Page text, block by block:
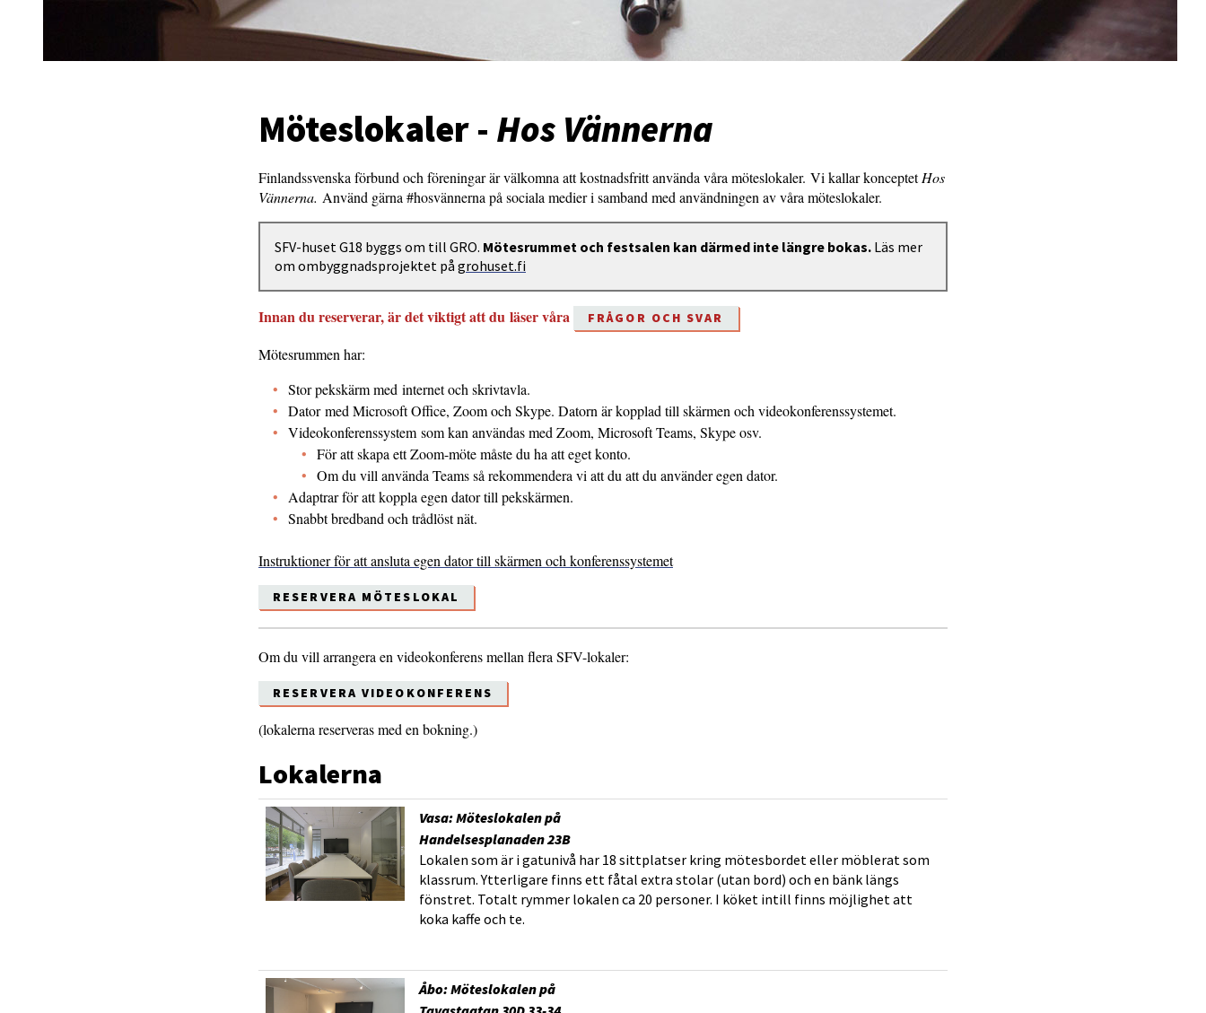
Möteslokaler - Hos Vännerna
Finlandssvenska förbund och föreningar är välkomna att kostnadsfritt använda våra möteslokaler. Vi kallar konceptetHos
Vännerna. Använd gärna #hosvännerna på sociala medier i samband med användningen av våra möteslokaler.
SFV-huset G18 byggs om till GRO. Mötesrummet och festsalen kan därmed inte längre bokas. Läs mer
om ombyggnadsprojektet på grohuset.fi
Innan du reserverar, är det viktigt att du läser våra FRÅGOR OCH SVAR
Mötesrummen har:
Stor pekskärm med internet och skrivtavla.
Dator med Microsoft Office, Zoom och Skype. Datorn är kopplad till skärmen och videokonferenssystemet.
Videokonferenssystem som kan användas med Zoom, Microsoft Teams, Skype osv.
För att skapa ett Zoom-möte måste du ha att eget konto.
Om du vill använda Teams så rekommendera vi att du att du använder egen dator.
Adaptrar för att koppla egen dator till pekskärmen.
Snabbt bredband och trådlöst nät.
Instruktioner för att ansluta egen dator till skärmen och konferenssystemet
RESERVERA MÖTESLOKAL
Om du vill arrangera en videokonferens mellan flera SFV-lokaler:
RESERVERA VIDEOKONFERENS
(lokalerna reserveras med en bokning.)
Lokalerna
Vasa: Möteslokalen på
Handelsesplanaden 23B
Lokalen som är i gatunivå har 18 sittplatser kring mötesbordet eller möblerat som
klassrum. Ytterligare finns ett fåtal extra stolar (utan bord) och en bänk längs
fönstret. Totalt rymmer lokalen ca 20 personer. I köket intill finns möjlighet att
koka kaffe och te.
Åbo: Möteslokalen på